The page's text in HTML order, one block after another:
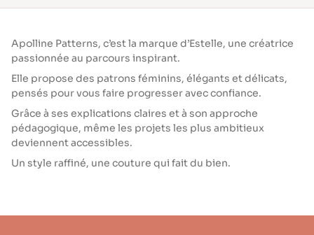
Apolline Patterns, c’est la marque d’Estelle, une créatrice
passionnée au parcours inspirant.
Elle propose des patrons féminins, élégants et délicats,
pensés pour vous faire progresser avec confiance.
Grâce à ses explications claires et à son approche
pédagogique, même les projets les plus ambitieux
deviennent accessibles.
Un style raffiné, une couture qui fait du bien.